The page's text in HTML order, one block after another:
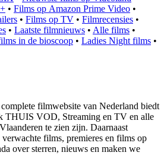
• Films op Amazon Prime Video •
• Films op TV • Filmrecensies •
• Laatste filmnieuws • Alle films •
in de bioscoop • Ladies Night films •
filmwebsite van Nederland biedt
THUIS VOD, Streaming en TV en alle
te zien zijn. Daarnaast
verwachte films, premieres en films op
over sterren, nieuws en maken we